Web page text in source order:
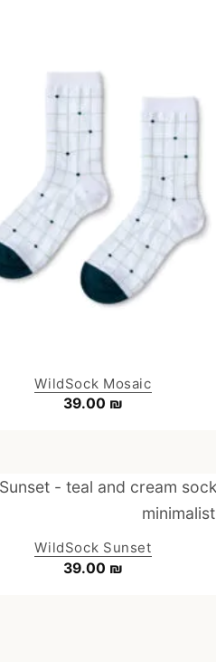
WildSock Mosaic
39.00 ₪
WildSock Sunset
39.00 ₪